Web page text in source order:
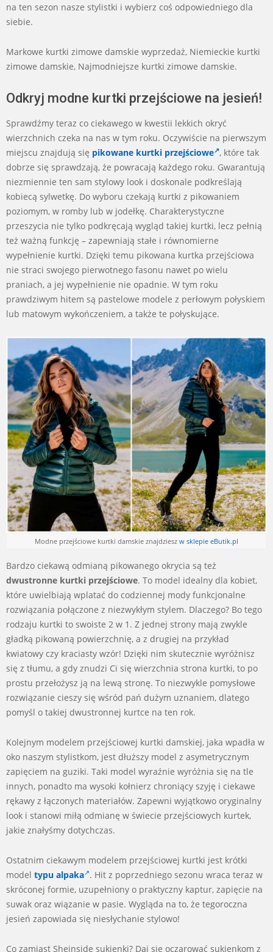
na ten sezon nasze stylistki i wybierz coś odpowiedniego dla
siebie.
Markowe kurtki zimowe damskie wyprzedaż, Niemieckie kurtki
zimowe damskie, Najmodniejsze kurtki zimowe damskie.
Odkryj modne kurtki przejściowe na jesień!
Sprawdźmy teraz co ciekawego w kwestii lekkich okryć
wierzchnich czeka na nas w tym roku. Oczywiście na pierwszym
miejscu znajdują się pikowane kurtki przejściowe , które tak
dobrze się sprawdzają, że powracają każdego roku. Gwarantują
niezmiennie ten sam stylowy look i doskonale podkreślają
kobiecą sylwetkę. Do wyboru czekają kurtki z pikowaniem
poziomym, w romby lub w jodełkę. Charakterystyczne
przeszycia nie tylko podkręcają wygląd takiej kurtki, lecz pełnią
też ważną funkcję – zapewniają stałe i równomierne
wypełnienie kurtki. Dzięki temu pikowana kurtka przejściowa
nie straci swojego pierwotnego fasonu nawet po wielu
praniach, a jej wypełnienie nie opadnie. W tym roku
prawdziwym hitem są pastelowe modele z perłowym połyskiem
lub matowym wykończeniem, a także te połyskujące.
Modne przejściowe kurtki damskie znajdziesz w sklepie eButik.pl
Bardzo ciekawą odmianą pikowanego okrycia są też
dwustronne kurtki przejściowe. To model idealny dla kobiet,
które uwielbiają wplatać do codziennej mody funkcjonalne
rozwiązania połączone z niezwykłym stylem. Dlaczego? Bo tego
rodzaju kurtki to swoiste 2 w 1. Z jednej strony mają zwykle
gładką pikowaną powierzchnię, a z drugiej na przykład
kwiatowy czy kraciasty wzór! Dzięki nim skutecznie wyróżnisz
się z tłumu, a gdy znudzi Ci się wierzchnia strona kurtki, to po
prostu przełożysz ją na lewą stronę. To niezwykle pomysłowe
rozwiązanie cieszy się wśród pań dużym uznaniem, dlatego
pomyśl o takiej dwustronnej kurtce na ten rok.
Kolejnym modelem przejściowej kurtki damskiej, jaka wpadła w
oko naszym stylistkom, jest dłuższy model z asymetrycznym
zapięciem na guziki. Taki model wyraźnie wyróżnia się na tle
innych, ponadto ma wysoki kołnierz chroniący szyję i ciekawe
rękawy z łączonych materiałów. Zapewni wyjątkowo oryginalny
look i stanowi miłą odmianę w świecie przejściowych kurtek,
jakie znałyśmy dotychczas.
Ostatnim ciekawym modelem przejściowej kurtki jest krótki
model typu alpaka . Hit z poprzedniego sezonu wraca teraz w
skróconej formie, uzupełniony o praktyczny kaptur, zapięcie na
suwak oraz wiązanie w pasie. Wygląda na to, że tegoroczna
jesień zapowiada się niesłychanie stylowo!
Co zamiast Sheinside sukienki? Daj się oczarować sukienkom z